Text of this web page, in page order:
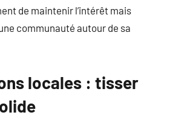
de maintenir l’intérêt mais
communauté autour de sa
locales : tisser